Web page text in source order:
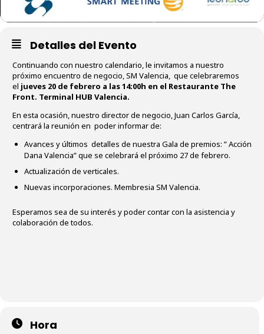
Detalles del Evento
Continuando con nuestro calendario, le invitamos a nuestro
próximo encuentro de negocio, SM Valencia, que celebraremos
el jueves 20 de febrero a las 14:00h en el Restaurante The
Front. Terminal HUB Valencia.
En esta ocasión, nuestro director de negocio, Juan Carlos García,
centrará la reunión en poder informar de:
Avances y últimos detalles de nuestra Gala de premios: ” Acción
Dana Valencia” que se celebrará el próximo 27 de febrero.
Actualización de verticales.
Nuevas incorporaciones. Membresia SM Valencia.
Esperamos sea de su interés y poder contar con la asistencia y
colaboración de todos.
Hora